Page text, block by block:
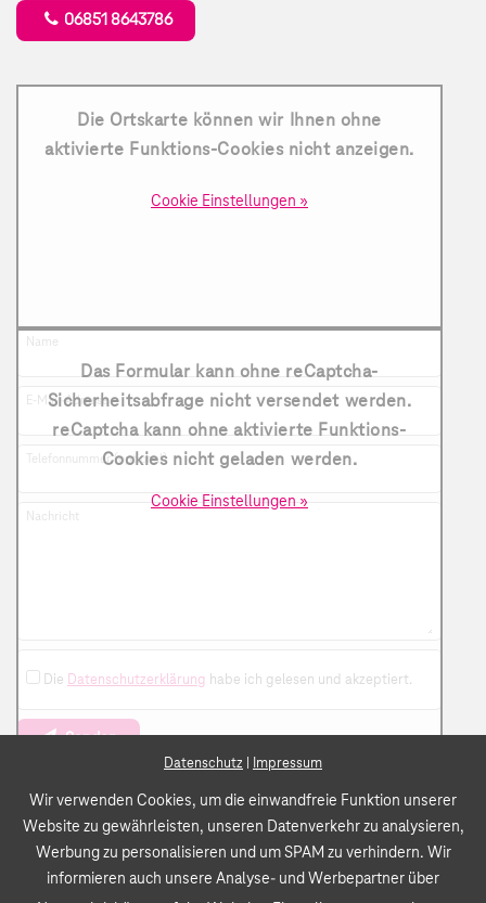
06851 8643786
Die Ortskarte können wir Ihnen ohne
aktivierte Funktions-Cookies nicht anzeigen.
Cookie Einstellungen »
Name
E-Mail-Adresse
Telefonnummer (optional)
Nachricht
Die Datenschutzerklärung habe ich gelesen und akzeptiert.
Senden
Das Formular kann ohne reCaptcha-
Sicherheitsabfrage nicht versendet werden.
reCaptcha kann ohne aktivierte Funktions-
Cookies nicht geladen werden.
Cookie Einstellungen »
Ihr Telekom Partner in St. Wendel
Impressum Datenschutz Versandrichtlinien
Barrierefreiheit
Datenschutz Impressum
Wir verwenden Cookies, um die einwandfreie Funktion unserer
Website zu gewährleisten, unseren Datenverkehr zu analysieren,
Werbung zu personalisieren und um SPAM zu verhindern. Wir
informieren auch unsere Analyse- und Werbepartner über